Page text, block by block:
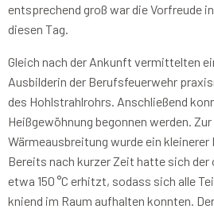
entsprechend groß war die Vorfreude
diesen Tag.
Gleich nach der Ankunft vermittelten
Ausbilderin der Berufsfeuerwehr
des Hohlstrahlrohrs. Anschließend
Heißgewöhnung begonnen werden.
Wärmeausbreitung wurde ein kleinerer
Bereits nach kurzer Zeit hatte sich der
etwa 150 °C erhitzt, sodass sich alle
kniend im Raum aufhalten konnten.